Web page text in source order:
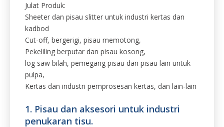
Untuk digunakan dalam mesin industri kertas, untuk
memotong pulpa, kertas, kadbod, kadbod beralun
dan tisu.
Julat Produk:
Sheeter dan pisau slitter untuk industri kertas dan
Cut-off, bergerigi, pisau memotong,
Pekeliling berputar dan pisau kosong,